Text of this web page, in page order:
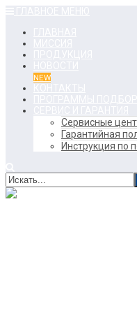
NEW
Сервисные
Гарантийная
Инструкция по